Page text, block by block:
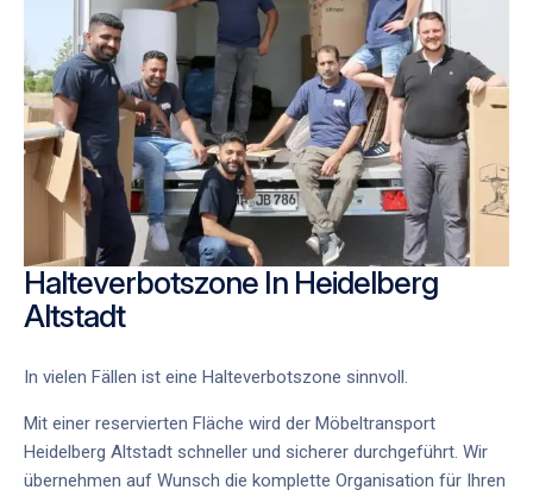
Halteverbotszone In Heidelberg
Altstadt
In vielen Fällen ist eine Halteverbotszone sinnvoll.
Mit einer reservierten Fläche wird der Möbeltransport
Heidelberg Altstadt schneller und sicherer durchgeführt. Wir
übernehmen auf Wunsch die komplette Organisation für Ihren